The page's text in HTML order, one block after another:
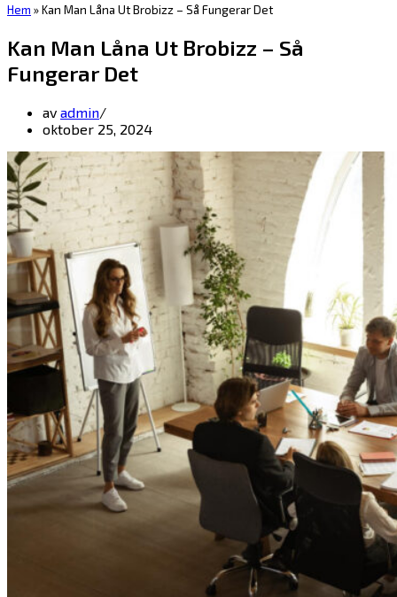
Hem »Kan Man Låna Ut Brobizz – Så Fungerar Det
Kan Man Låna Ut Brobizz – Så
Fungerar Det
av admin
oktober 25, 2024